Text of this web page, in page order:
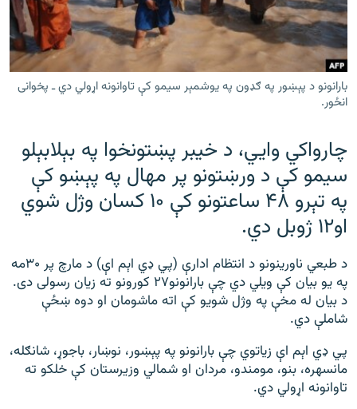
۱۴ ساعته راډیويي خپرونې
Gandhara
موږ وڅارئ
د ازادې اروپا راډیو ټولې ووبپاڼې
بارانونو د پېښور په ګډون په یوشمېر سیمو کې تاوانونه اړولي دي ـ پخوانی
انځور.
چارواکي وايي، د خيبر پښتونخوا په بېلابېلو
سیمو کې د ورښتونو پر مهال په پېښو کې
په تېرو ۴۸ ساعتونو کې
۱۰ کسان وژل شوي
او۱۲ ژوبل دي.
د طبعي ناورینونو د انتظام ادارې (پي ډي اېم اې) د مارچ پر ۳۰مه
په یو بیان کې ویلي دي چې بارانونو۲۷ کورونو ته زیان رسولی دی.
د بیان له مخې په وژل شویو کې اته ماشومان او دوه ښځې
شاملې دي.
پي ډي اېم اې زیاتوي چې بارانونو په پېښور، نوښار، باجوړ، شانګله،
مانسهره، بنو، مومندو، مردان او شمالي وزیرستان کې خلکو ته
تاوانونه اړولي دي.